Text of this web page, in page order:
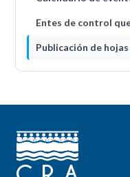
Entes de control
Publicación de